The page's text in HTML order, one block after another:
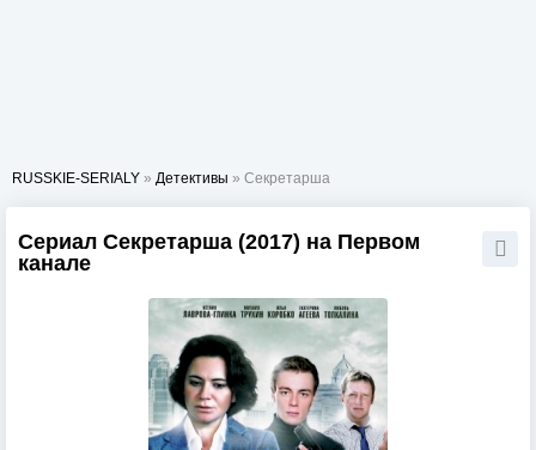
RUSSKIE-SERIALY » Детективы » Секретарша
Сериал Секретарша (2017) на Первом
канале